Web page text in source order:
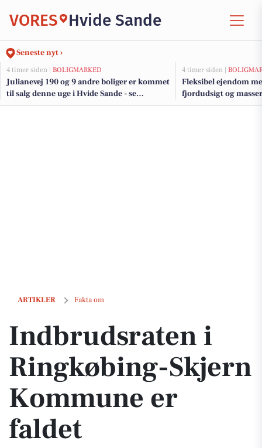
VORES Hvide Sande
Seneste nyt ›
4 timer siden | BOLIGMARKED
Julianevej 190 og 9 andre boliger er kommet
til salg denne uge i Hvide Sande - se
boligerne her.
4 timer siden |
Fleksibel ejendom
fjordudsigt og
ARTIKLER Fakta om
Indbrudsraten i Ringkøbing-Skjern Kommune er faldet
Indbrudsraten i
Ringkøbing-Skjern
Kommune er
faldet